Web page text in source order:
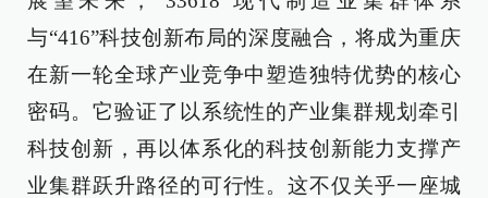
与“416”科技创新布局的深度融合，将成为重庆
在新一轮全球产业竞争中塑造独特优势的核心
密码。它验证了以系统性的产业集群规划牵引
科技创新，再以体系化的科技创新能力支撑产
业集群跃升路径的可行性。这不仅关乎一座城